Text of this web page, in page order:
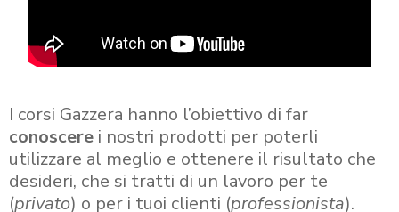
I corsi Gazzera hanno l’obiettivo di far
conoscere i nostri prodotti per poterli
utilizzare al meglio e ottenere il risultato che
desideri, che si tratti di un lavoro per te
(privato) o per i tuoi clienti (professionista).